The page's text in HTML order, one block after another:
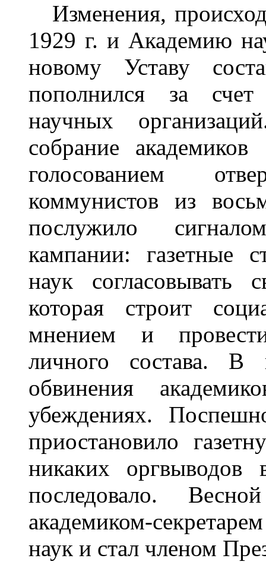
Изменения,
1929 г. и Академию
новому Уставу
пополнился за счет
научных
собрание
голосованием
коммунистов из
послужило
кампании: газетные
наук
которая строит
мнением и
личного состава. В
обвинения
убеждениях.
приостановило
никаких
последовало.
академиком-
наук и стал членом